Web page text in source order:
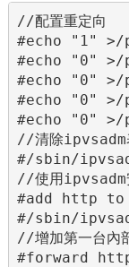
//配置重定向
#echo "1"
#echo "0"
#echo "0"
#echo "0"
#echo "0"
//清除ipvsadm
#/sbin/
//使用ipvsadm
#add http
#/sbin/
//增加第一台內
#forward